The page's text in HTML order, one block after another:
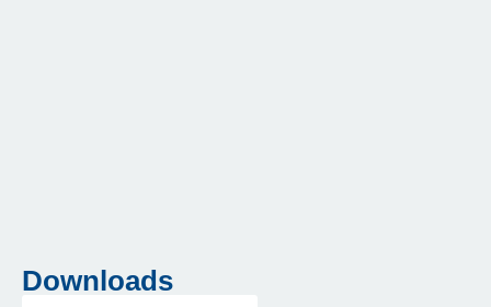
Downloads